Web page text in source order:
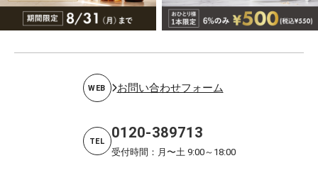
WEB お問い合わせフォーム
TEL 0120-389713
受付時間：月〜土 9:00～18:00